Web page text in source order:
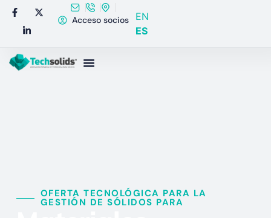
Acceso socios
EN
ES
OFERTA TECNOLÓGICA PARA LA
GESTIÓN DE SÓLIDOS PARA​